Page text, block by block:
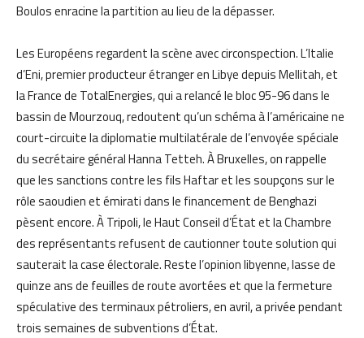
Boulos enracine la partition au lieu de la dépasser.
Les Européens regardent la scène avec circonspection. L’Italie
d’Eni, premier producteur étranger en Libye depuis Mellitah, et
la France de TotalEnergies, qui a relancé le bloc 95-96 dans le
bassin de Mourzouq, redoutent qu’un schéma à l’américaine ne
court-circuite la diplomatie multilatérale de l’envoyée spéciale
du secrétaire général Hanna Tetteh. À Bruxelles, on rappelle
que les sanctions contre les fils Haftar et les soupçons sur le
rôle saoudien et émirati dans le financement de Benghazi
pèsent encore. À Tripoli, le Haut Conseil d’État et la Chambre
des représentants refusent de cautionner toute solution qui
sauterait la case électorale. Reste l’opinion libyenne, lasse de
quinze ans de feuilles de route avortées et que la fermeture
spéculative des terminaux pétroliers, en avril, a privée pendant
trois semaines de subventions d’État.